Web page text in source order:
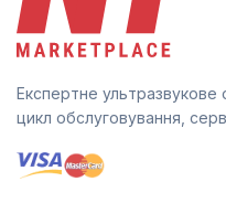
Експертне
цикл обслуговування,